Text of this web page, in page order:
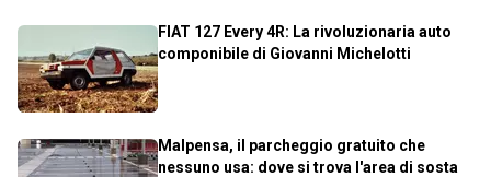
FIAT 127 Every 4R: La rivoluzionaria auto
componibile di Giovanni Michelotti
Malpensa, il parcheggio gratuito che
nessuno usa: dove si trova l'area di sosta